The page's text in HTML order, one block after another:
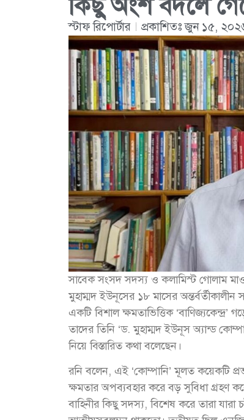
স্টাফ রিপোর্টার প্রকাশিতঃজুন ১৫,
সাবেক সংসদ সদস্য ও কলামিস্ট গোলাম
মুহাম্মদ ইউনূসের ১৮ মাসের
একটি বিশাল ক্ষমতাভিত্তিক
তাদের তিনি ‘ড. মুহাম্মদ ইউনূস অ্যান্ড
নিয়ে বিস্তারিত কথা বলেছেন।
রনি বলেন, এই ‘কোম্পানি’ মূলত কয়েকটি
ক্ষমতার অপব্যবহার করে বড় সুবিধা গ্রহণ
বাহিনীর কিছু সদস্য, বিশেষ করে তারা যারা